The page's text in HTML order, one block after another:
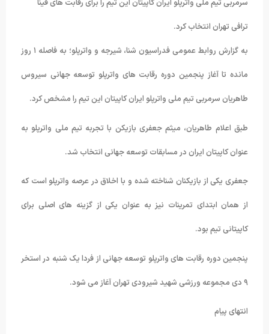
سرمربی تیم ملی واترپلو ایران کاپیتان این تیم را برای رقابت های فینا
ترافی تهران انتخاب کرد.
به گزارش روابط عمومی فدراسیون شنا، شیرجه و واترپلو؛ به فاصله ۱ روز
مانده تا آغاز پنجمین دوره رقابت های واترپلو توسعه جهانی سیروس
طاهریان سرمربی تیم ملی واترپلو ایران کاپیتان این تیم را مشخص کرد.
طبق اعلام طاهریان، میثم جعفری بازیکن با تجربه تیم ملی واترپلو به
عنوان کاپیتان ایران در مسابقات توسعه جهانی انتخاب شد.
جعفری یکی از بازیکنان شناخته شده و با اخلاق در عرصه واترپلو است که
از همان ابتدای تمرینات نیز به عنوان یکی از گزینه های اصلی برای
کاپیتانی تیم بود.
پنجمین دوره رقابت های واترپلو توسعه جهانی از فردا یک شنبه در استخر
۹ دی مجموعه ورزشی شهید شیرودی تهران آغاز می شود.
انتهای پیام